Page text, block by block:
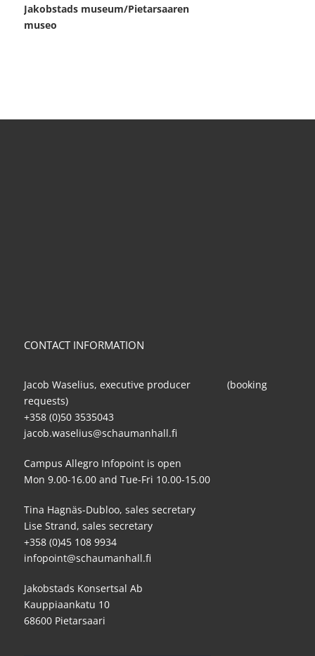
Jakobstads museum/Pietarsaaren
museo
CONTACT INFORMATION
Jacob Waselius, executive producer (booking
requests)
+358 (0)50 3535043
jacob.waselius@schaumanhall.fi
Campus Allegro Infopoint is open
Mon 9.00-16.00 and Tue-Fri 10.00-15.00
Tina Hagnäs-Dubloo, sales secretary
Lise Strand, sales secretary
+358 (0)45 108 9934
infopoint@schaumanhall.fi
Jakobstads Konsertsal Ab
Kauppiaankatu 10
68600 Pietarsaari